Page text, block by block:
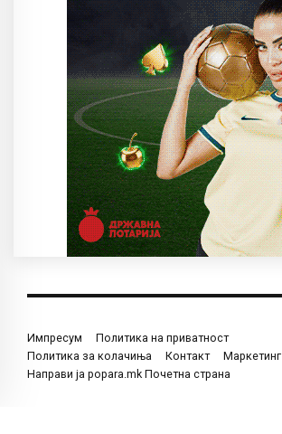
Импресум
Политика на приватност
Политика за колачиња
Контакт
Маркетинг
Направи ја popara.mk Почетна страна